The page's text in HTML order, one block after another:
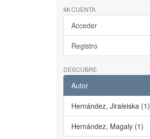
MI CUENTA
Acceder
Registro
DESCUBRE
Autor
Hernández, Jiraleiska (1)
Hernández, Magaly (1)